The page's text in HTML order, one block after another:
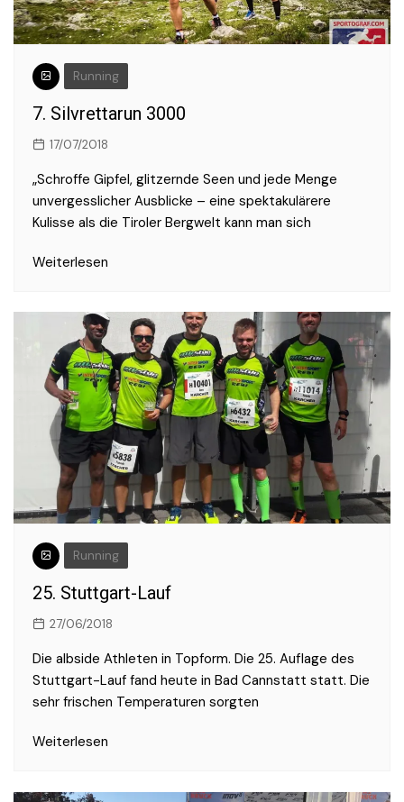
Running
7. Silvrettarun 3000
17/07/2018
„Schroffe Gipfel, glitzernde Seen und jede Menge
unvergesslicher Ausblicke – eine spektakulärere
Kulisse als die Tiroler Bergwelt kann man sich
Weiterlesen
Running
25. Stuttgart-Lauf
27/06/2018
Die albside Athleten in Topform. Die 25. Auflage des
Stuttgart-Lauf fand heute in Bad Cannstatt statt. Die
sehr frischen Temperaturen sorgten
Weiterlesen